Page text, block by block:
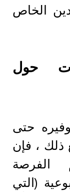
الخاص
حول
حتى
ذلك ، فإن
الفرصة
(التي